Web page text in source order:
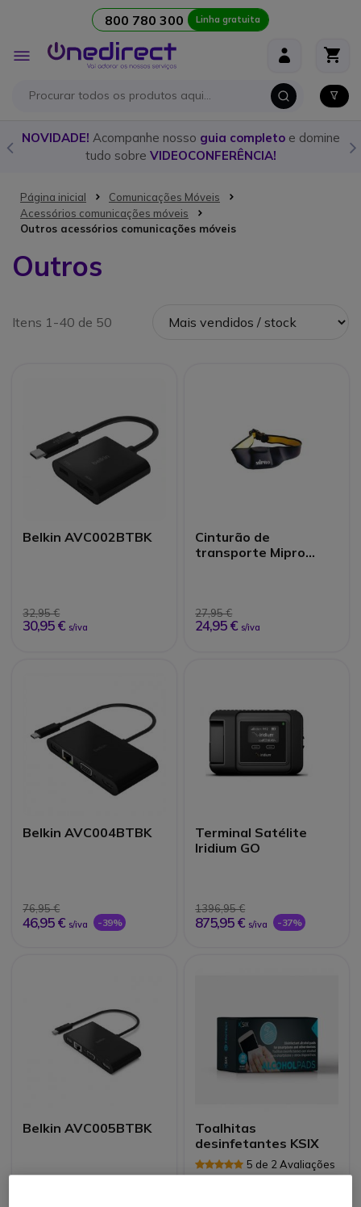
800 780 300 Linha gratuita
Alternar
Nav
nossoguia completoe domine
Descubra owalkie talkie
guia
Página inicial
Comunicações Móveis
Acessórios comunicações móveis
Outros acessórios comunicações móveis
Outros
Itens 1-40 de 50
Belkin AVC002BTBK
32,95 €
30,95 € s/iva
Cinturão de
transporte Mipro
27,95 €
24,95 € s/iva
Belkin AVC004BTBK
76,95 €
46,95 € s/iva -39%
Terminal Satélite
Iridium GO
1396,95 €
875,95 € s/iva -37%
Belkin AVC005BTBK
Toalhitas
desinfetantes KSIX
5 de 2 Avaliações